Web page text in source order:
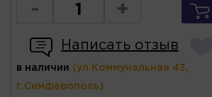
- +
Написать отзыв
в наличии (ул.Коммунальная 43,
г.Симферополь)